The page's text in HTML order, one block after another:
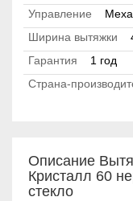
Управление
Ширина вытяжки
Гарантия
1 год
Страна-
Описание
Кристалл 60
стекло